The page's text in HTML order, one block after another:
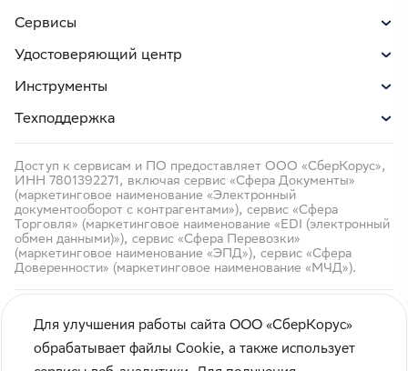
Сервисы
Удостоверяющий центр
Инструменты
Техподдержка
Доступ к сервисам и ПО предоставляет ООО «СберКорус»,
ИНН 7801392271, включая сервис «Сфера Документы»
(маркетинговое наименование «Электронный
документооборот с контрагентами»), сервис «Сфера
Торговля» (маркетинговое наименование «EDI (электронный
обмен данными)»), сервис «Сфера Перевозки»
(маркетинговое наименование «ЭПД»), сервис «Сфера
Доверенности» (маркетинговое наименование «МЧД»).
Для улучшения работы сайта ООО «СберКорус»
обрабатывает файлы Cookie, а также использует